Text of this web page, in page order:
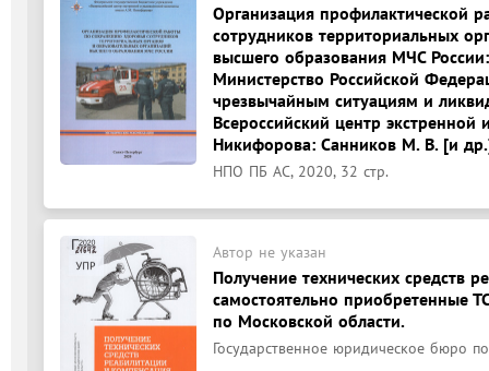
Организация профилактической
сотрудников территориальных
высшего образования МЧС
Министерство Российской
чрезвычайным ситуациям и
Всероссийский центр
Никифорова: Санников М. В. [и
НПО ПБ АС, 2020, 32 стр.
Автор не указан
Получение технических средств
самостоятельно приобретенные
по Московской области.
Государственное юридическое бюро